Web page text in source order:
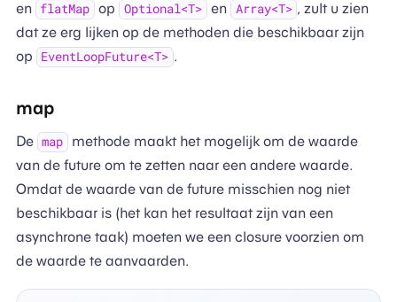
en flatMap op Optional<T> en Array<T> , zult u zien
dat ze erg lijken op de methoden die beschikbaar zijn
op
EventLoopFuture<T> .
map
De map
methode maakt het mogelijk om de waarde
van de future om te zetten naar een andere waarde.
Omdat de waarde van de future misschien nog niet
beschikbaar is (het kan het resultaat zijn van een
asynchrone taak) moeten we een closure voorzien om
de waarde te aanvaarden.